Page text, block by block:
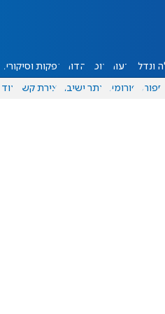
ונדל"ן דעות אוכל יהדות הפקות וסיקורים
ספורט פורומים אתר ישיבה יצירת קשר עוד